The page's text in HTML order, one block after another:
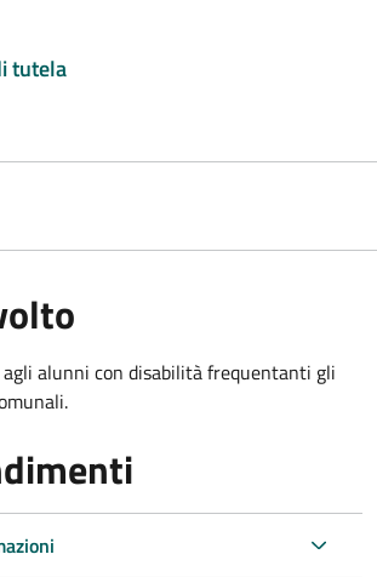
tutela
alunni con disabilità frequentanti gli